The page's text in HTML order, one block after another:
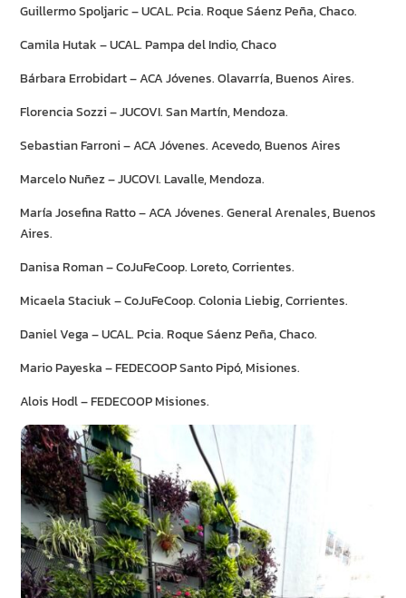
Guillermo Spoljaric – UCAL. Pcia. Roque Sáenz Peña, Chaco.
Camila Hutak – UCAL. Pampa del Indio, Chaco
Bárbara Errobidart – ACA Jóvenes. Olavarría, Buenos Aires.
Florencia Sozzi – JUCOVI. San Martín, Mendoza.
Sebastian Farroni – ACA Jóvenes. Acevedo, Buenos Aires
Marcelo Nuñez – JUCOVI. Lavalle, Mendoza.
María Josefina Ratto – ACA Jóvenes. General Arenales, Buenos
Aires.
Danisa Roman – CoJuFeCoop. Loreto, Corrientes.
Micaela Staciuk – CoJuFeCoop. Colonia Liebig, Corrientes.
Daniel Vega – UCAL. Pcia. Roque Sáenz Peña, Chaco.
Mario Payeska – FEDECOOP Santo Pipó, Misiones.
Alois Hodl – FEDECOOP Misiones.